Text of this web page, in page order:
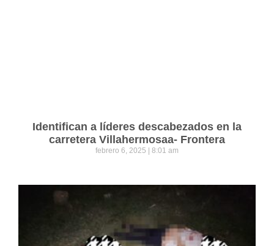
Identifican a líderes descabezados en la
carretera Villahermosaa- Frontera
febrero 6, 2025 8:01 am